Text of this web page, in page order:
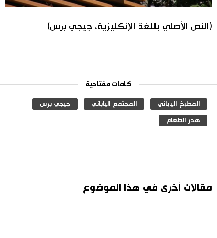
(النص الأصلي باللغة الإنكليزية، جيجي برس)
كلمات مفتاحية
المطبخ الياباني المجتمع الياباني جيجي برس
هدر الطعام
مقالات أخرى في هذا الموضوع